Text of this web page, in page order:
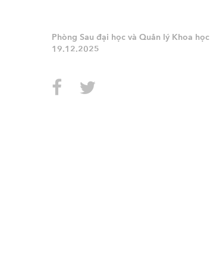
Phòng Sau đại học và Quản lý Khoa học
19.12.2025